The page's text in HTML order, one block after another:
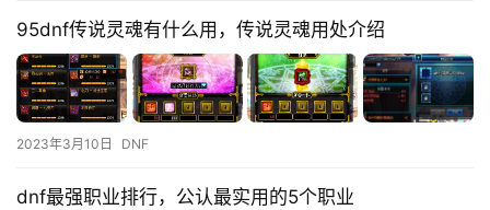
95dnf传说灵魂有什么用，传说灵魂用处介绍
2023年3月10日 DNF
dnf最强职业排行，公认最实用的5个职业